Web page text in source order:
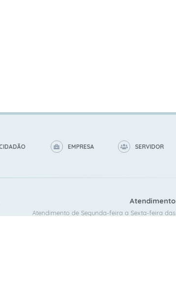
EMPRESA SERVIDOR
Atendimento
Atendimento de Segunda-feira a Sexta-feira das